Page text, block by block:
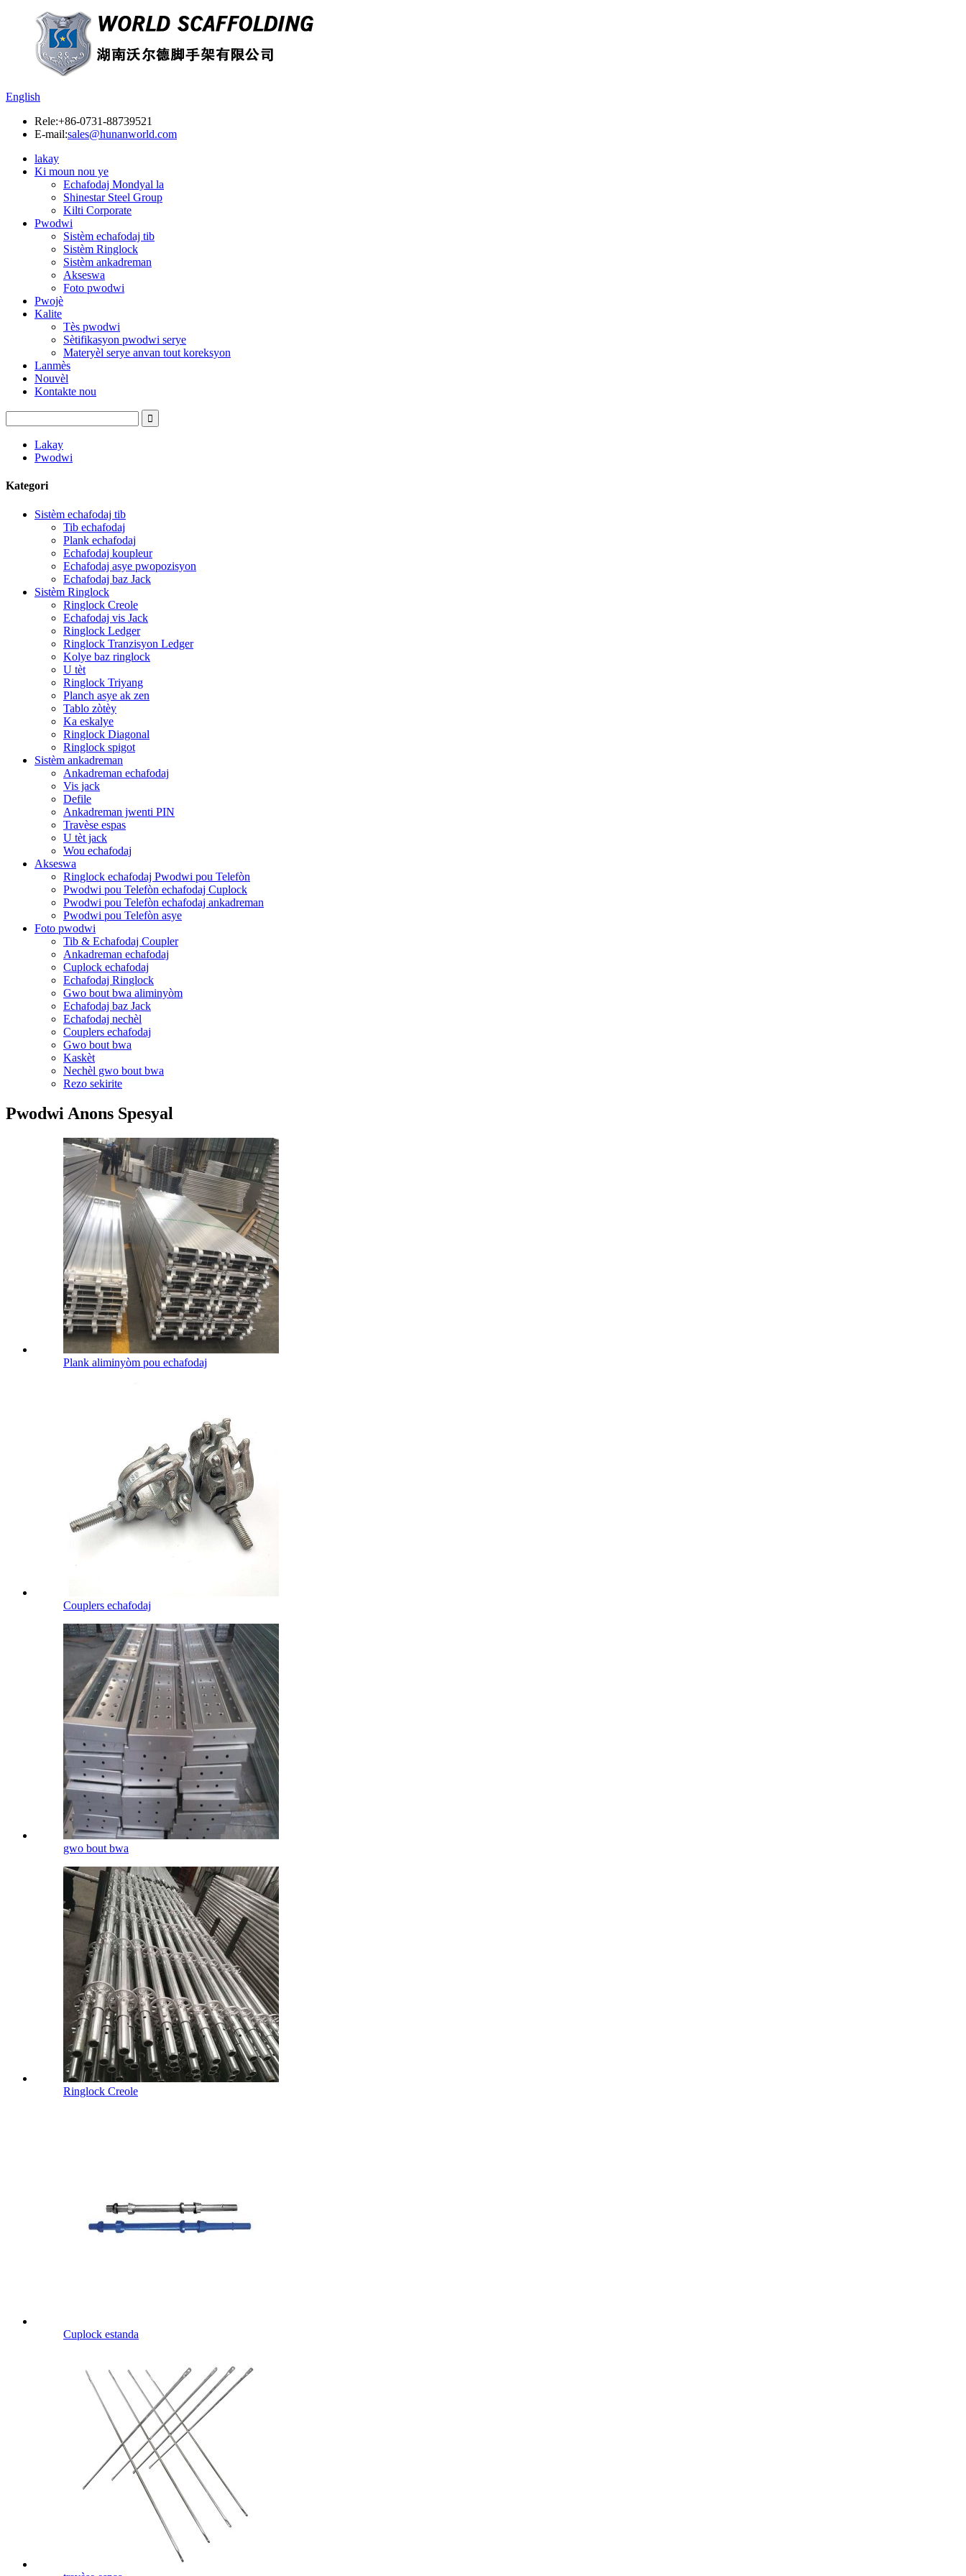
English
Rele:+86-0731-88739521
E-mail:sales@hunanworld.com
lakay
Ki moun nou ye
Echafodaj Mondyal la
Shinestar Steel Group
Kilti Corporate
Pwodwi
Sistèm echafodaj tib
Sistèm Ringlock
Sistèm ankadreman
Akseswa
Foto pwodwi
Pwojè
Kalite
Tès pwodwi
Sètifikasyon pwodwi serye
Materyèl serye anvan tout koreksyon
Lanmès
Nouvèl
Kontakte nou
Lakay
Pwodwi
Kategori
Sistèm echafodaj tib
Tib echafodaj
Plank echafodaj
Echafodaj koupleur
Echafodaj asye pwopozisyon
Echafodaj baz Jack
Sistèm Ringlock
Ringlock Creole
Echafodaj vis Jack
Ringlock Ledger
Ringlock Tranzisyon Ledger
Kolye baz ringlock
U tèt
Ringlock Triyang
Planch asye ak zen
Tablo zòtèy
Ka eskalye
Ringlock Diagonal
Ringlock spigot
Sistèm ankadreman
Ankadreman echafodaj
Vis jack
Defile
Ankadreman jwenti PIN
Travèse espas
U tèt jack
Wou echafodaj
Akseswa
Ringlock echafodaj Pwodwi pou Telefòn
Pwodwi pou Telefòn echafodaj Cuplock
Pwodwi pou Telefòn echafodaj ankadreman
Pwodwi pou Telefòn asye
Foto pwodwi
Tib & Echafodaj Coupler
Ankadreman echafodaj
Cuplock echafodaj
Echafodaj Ringlock
Gwo bout bwa aliminyòm
Echafodaj baz Jack
Echafodaj nechèl
Couplers echafodaj
Gwo bout bwa
Kaskèt
Nechèl gwo bout bwa
Rezo sekirite
Pwodwi Anons Spesyal
Plank aliminyòm pou echafodaj
Couplers echafodaj
gwo bout bwa
Ringlock Creole
Cuplock estanda